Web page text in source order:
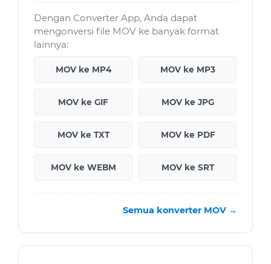
Dengan Converter App, Anda dapat
mengonversi file MOV ke banyak format
lainnya:
MOV ke MP4 MOV ke MP3
MOV ke GIF MOV ke JPG
MOV ke TXT MOV ke PDF
MOV ke WEBM MOV ke SRT
Semua konverter MOV →